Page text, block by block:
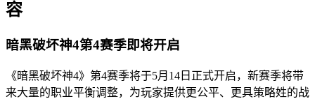
容
暗黑破坏神4第4赛季即将开启
《暗黑破坏神4》第4赛季将于5月14日正式开启，新赛季将带
来大量的职业平衡调整，为玩家提供更公平、更具策略姓的战